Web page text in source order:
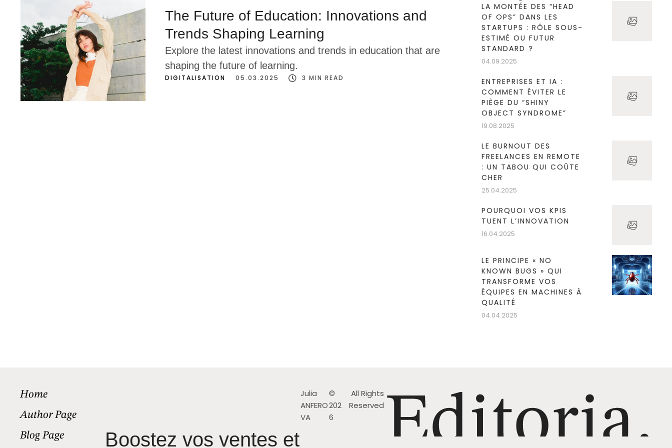
DIGITALISATION 05.03.2025 3 MIN READ
The Future of Education: Innovations and
Trends Shaping Learning
Explore the latest innovations and trends in education that are
shaping the future of learning.
LA MONTÉE DES “HEAD
OF OPS” DANS LES
STARTUPS : RÔLE SOUS-
ESTIMÉ OU FUTUR
STANDARD ?
04.09.2025
ENTREPRISES ET IA :
COMMENT ÉVITER LE
PIÈGE DU “SHINY
OBJECT SYNDROME”
19.08.2025
LE BURNOUT DES
FREELANCES EN REMOTE
: UN TABOU QUI COÛTE
CHER
25.04.2025
POURQUOI VOS KPIS
TUENT L’INNOVATION
16.04.2025
LE PRINCIPE « NO
KNOWN BUGS » QUI
TRANSFORME VOS
ÉQUIPES EN MACHINES À
QUALITÉ
04.04.2025
Home
Author Page
Blog Page
Boostez vos ventes et
Julia
ANFERO
VA
©
202
6
All Rights
Reserved